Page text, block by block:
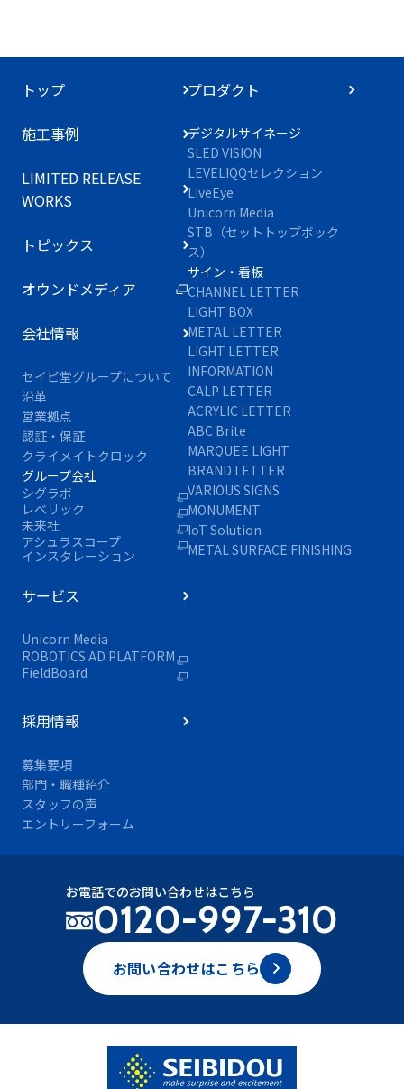
トップ
施工事例
LIMITED RELEASE
WORKS
トピックス
オウンドメディア
会社情報
セイビ堂グループについて
沿革
営業拠点
認証・保証
クライメイトクロック
グループ会社
シグラボ
レベリック
未来社
アシュラスコープ
インスタレーション
サービス
Unicorn Media
ROBOTICS AD PLATFORM
FieldBoard
採用情報
募集要項
部門・職種紹介
スタッフの声
エントリーフォーム
プロダクト
デジタルサイネージ
SLED VISION
LEVELIQQセレクション
LiveEye
Unicorn Media
STB（セットトップボック
ス）
サイン・看板
CHANNEL LETTER
LIGHT BOX
METAL LETTER
LIGHT LETTER
INFORMATION
CALP LETTER
ACRYLIC LETTER
ABC Brite
MARQUEE LIGHT
BRAND LETTER
VARIOUS SIGNS
MONUMENT
IoT Solution
METAL SURFACE FINISHING
お電話でのお問い合わせはこちら
0120-997-310
お問い合わせはこちら